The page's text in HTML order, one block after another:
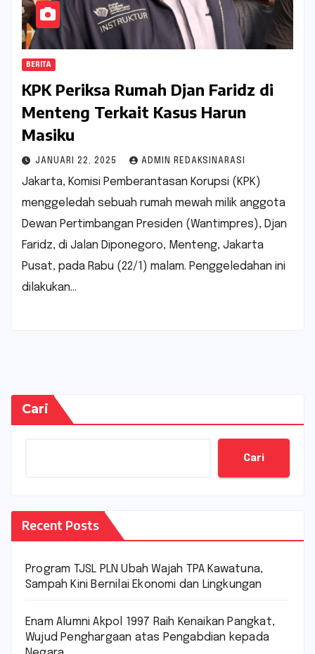
BERITA
KPK Periksa Rumah Djan Faridz di
Menteng Terkait Kasus Harun
Masiku
JANUARI 22, 2025 ADMIN REDAKSINARASI
Jakarta, Komisi Pemberantasan Korupsi (KPK)
menggeledah sebuah rumah mewah milik anggota
Dewan Pertimbangan Presiden (Wantimpres), Djan
Faridz, di Jalan Diponegoro, Menteng, Jakarta
Pusat, pada Rabu (22/1) malam. Penggeledahan ini
dilakukan…
Cari
Cari
Recent Posts
Program TJSL PLN Ubah Wajah TPA Kawatuna,
Sampah Kini Bernilai Ekonomi dan Lingkungan
Enam Alumni Akpol 1997 Raih Kenaikan Pangkat,
Wujud Penghargaan atas Pengabdian kepada